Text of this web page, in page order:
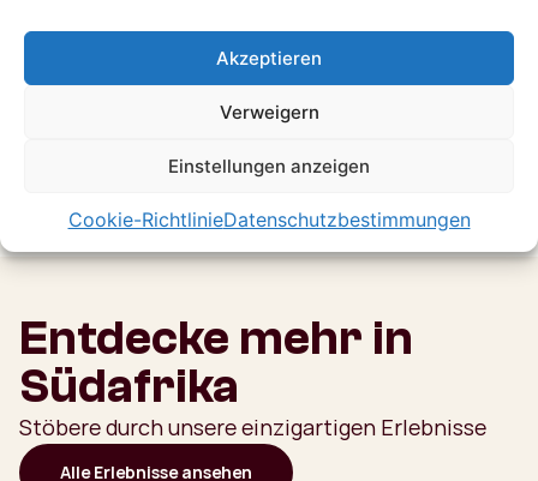
Akzeptieren
Verweigern
Einstellungen anzeigen
Cookie-RichtlinieDatenschutzbestimmungen
die echte Off the Beaten Track Western Cape und die
Eastern Loop. So kannst du das Beste aus Südafrika
herausholen und die Schönheit dieses Landes in vollen
Entdecke mehr in
Südafrika
Stöbere durch unsere einzigartigen Erlebnisse
Alle Erlebnisse ansehen